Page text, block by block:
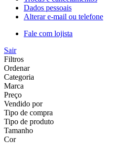
Dados pessoais
Alterar e-mail ou telefone
Fale com lojista
Sair
Filtros
Ordenar
Categoria
Marca
Preço
Vendido por
Tipo de compra
Tipo de produto
Tamanho
Cor